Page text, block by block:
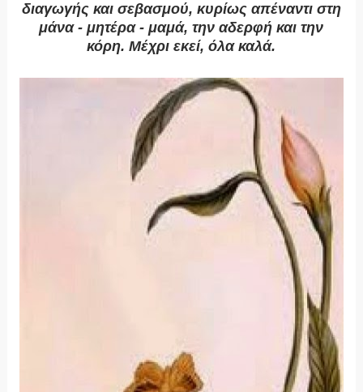
διαγωγής και σεβασμού, κυρίως απέναντι στη
μάνα - μητέρα - μαμά, την αδερφή και την
κόρη. Μέχρι εκεί, όλα καλά.